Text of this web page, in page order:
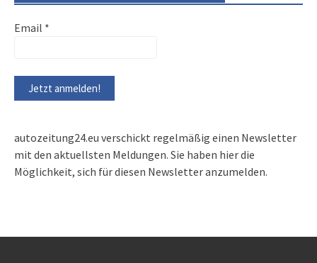
Email *
autozeitung24.eu verschickt regelmäßig einen Newsletter
mit den aktuellsten Meldungen. Sie haben hier die
Möglichkeit, sich für diesen Newsletter anzumelden.